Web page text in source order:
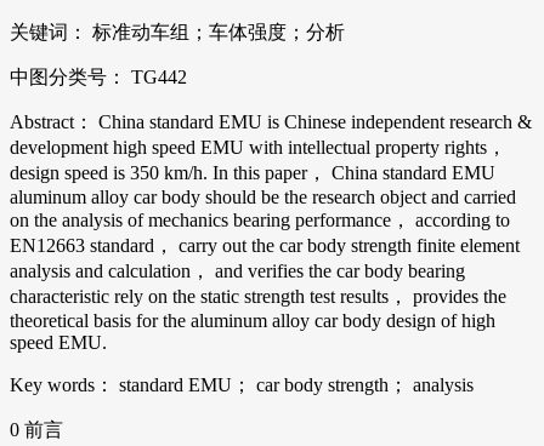
关键词： 标准动车组；车体强度；分析
中图分类号： TG442
Abstract： China standard EMU is Chinese independent research &
development high speed EMU with intellectual property rights，
design speed is 350 km/h. In this paper， China standard EMU
aluminum alloy car body should be the research object and carried
on the analysis of mechanics bearing performance， according to
EN12663 standard， carry out the car body strength finite element
analysis and calculation， and verifies the car body bearing
characteristic rely on the static strength test results， provides the
theoretical basis for the aluminum alloy car body design of high
speed EMU.
Key words： standard EMU； car body strength； analysis
0 前言